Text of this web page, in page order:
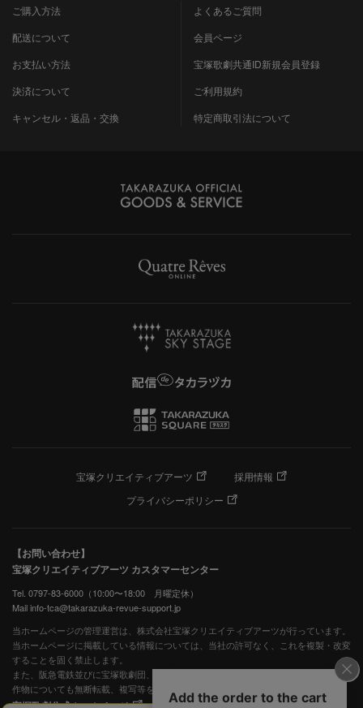
ご購入方法
配送について
お支払い方法
決済について
キャンセル・返品・交換
よくあるご質問
会員ページ
宝塚歌劇共通ID新規会員登録
ご利用規約
特定商取引法について
宝塚クリエイティブアーツ
採用情報
プライバシーポリシー
【お問い合わせ】
宝塚クリエイティブアーツ カスタマーセンター
Tel. 0797-83-6000（10:00〜18:00 月曜定休）
Mail info-tca@takarazuka-revue-support.jp
当ホームページの管理運営は、株式会社宝塚クリエイティブアーツが行っています。
当ホームページに掲載している情報については、当社の許可なく、これを複製・改変
することを固く禁止します。
また、阪急電鉄並びに宝塚歌劇団、宝塚クリエイティブアーツの出版物ほか写真等著
作物についても無断転載、複写等を禁じます。